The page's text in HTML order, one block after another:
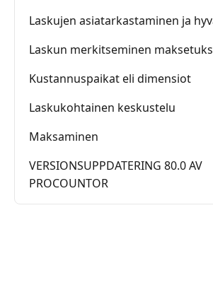
Laskujen asiatarkastaminen ja
Laskun merkitseminen
Kustannuspaikat eli dimensiot
Laskukohtainen keskustelu
Maksaminen
VERSIONSUPPDATERING 80.0 AV
PROCOUNTOR